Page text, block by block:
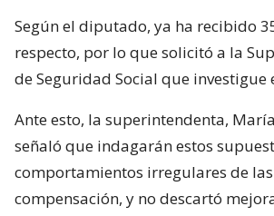
Según el diputado, ya ha recibido
respecto, por lo que solicitó a la
de Seguridad Social que investigue
Ante esto, la superintendenta,
señaló que indagarán estos
comportamientos irregulares de
compensación, y no descartó